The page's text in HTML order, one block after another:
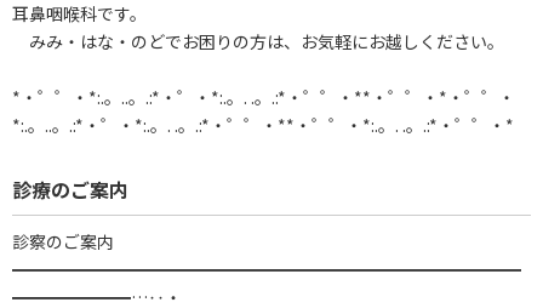
耳鼻咽喉科です。
みみ・はな・のどでお困りの方は、お気軽にお越しください。
*・゜゜・*:.。..。.:*・゜・*:.。. .。.:*・゜゜・**・゜゜・*・゜゜・
*:.。..。.:*・゜・*:.。. .。.:*・゜゜・**・゜゜・*:.。. .。.:*・゜゜・*
診療のご案内
診察のご案内
━━━━━━━━━━━━━━━━━━━━━━━━━━━━━━
━━━━━━━…‥・